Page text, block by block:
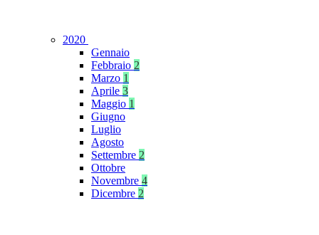
2020
Gennaio
Febbraio 2
Marzo 1
Aprile 3
Maggio 1
Giugno
Luglio
Agosto
Settembre 2
Ottobre
Novembre 4
Dicembre 2